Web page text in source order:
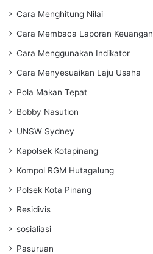
Cara Menghitung Nilai
Cara Membaca Laporan Keuangan
Cara Menggunakan Indikator
Cara Menyesuaikan Laju Usaha
Pola Makan Tepat
Bobby Nasution
UNSW Sydney
Kapolsek Kotapinang
Kompol RGM Hutagalung
Polsek Kota Pinang
Residivis
sosialiasi
Pasuruan